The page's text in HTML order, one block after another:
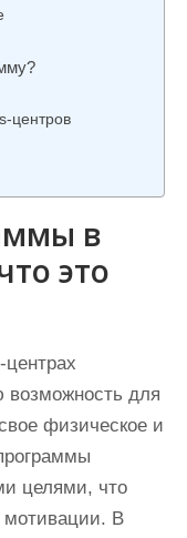
центров
в
это
возможность для
физическое и
целями, что
мотивации. В